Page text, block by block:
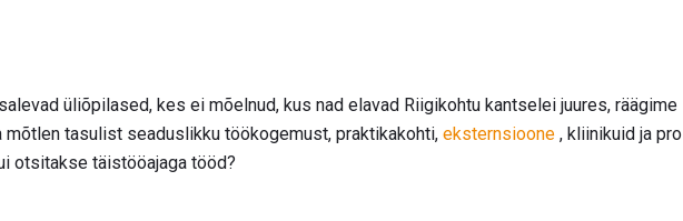
üliõpilased, kes ei mõelnud, kus nad elavad Riigikohtu kantselei juures, räägime
tasulist seaduslikku töökogemust, praktikakohti, eksternsioone , kliinikuid ja pro
otsitakse täistööajaga tööd?